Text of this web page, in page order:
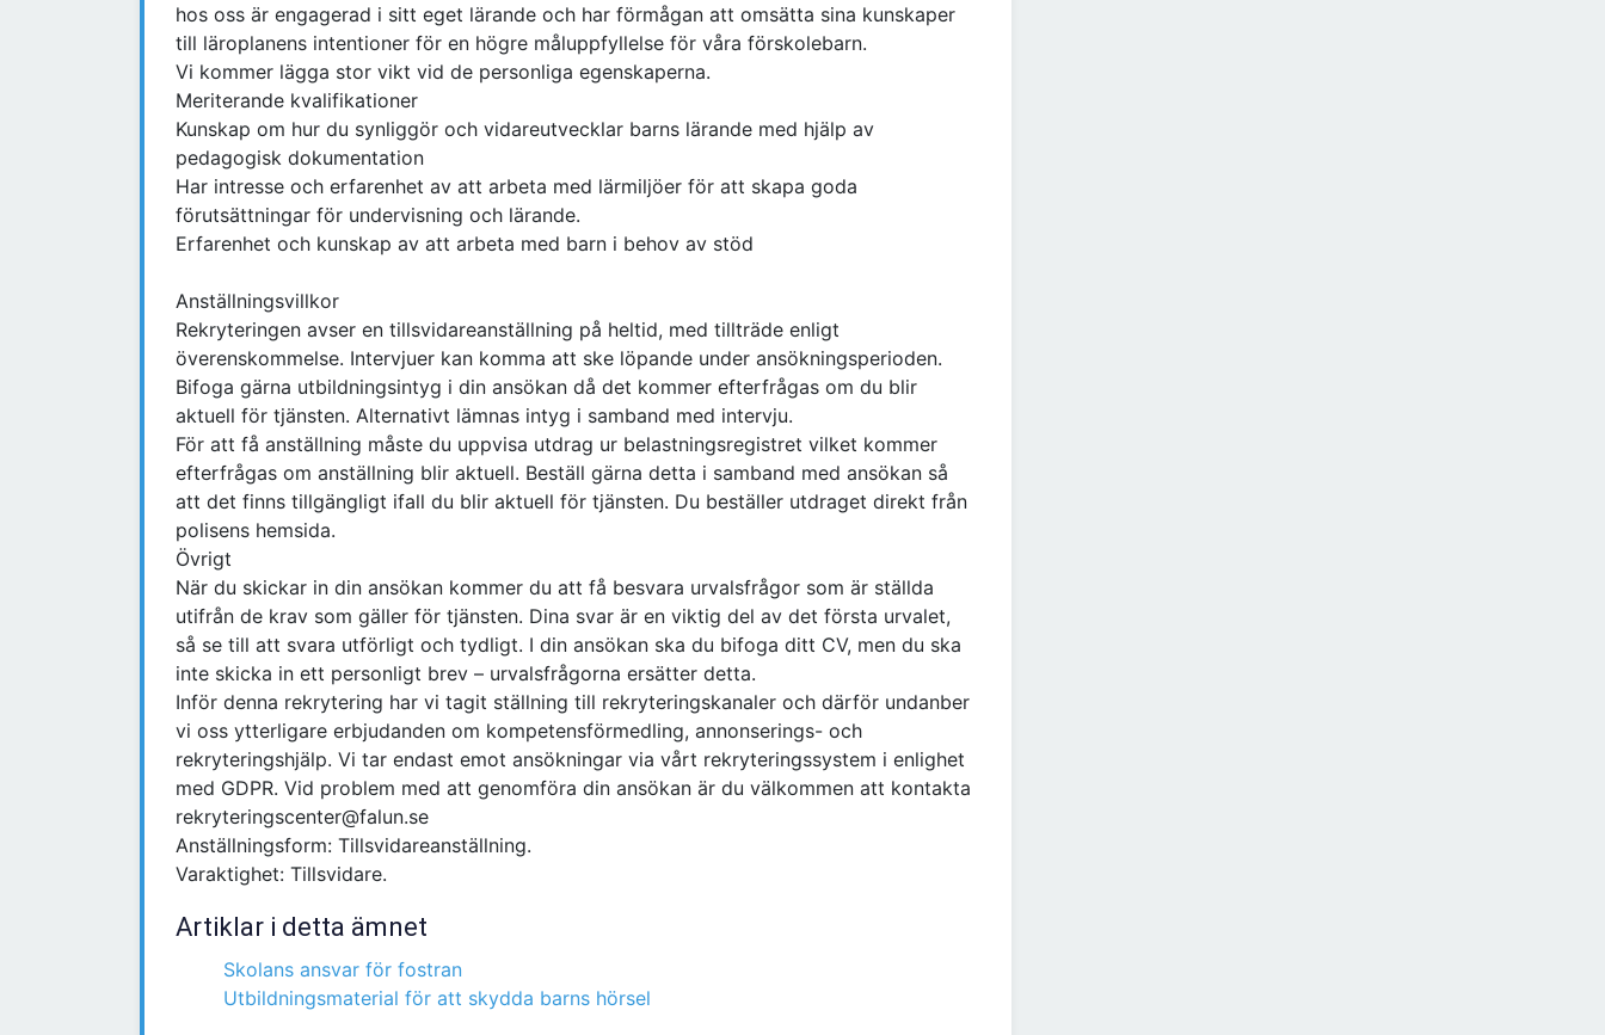
hos oss är engagerad i sitt eget lärande och har förmågan att omsätta sina kunskaper
till läroplanens intentioner för en högre måluppfyllelse för våra förskolebarn.
Vi kommer lägga stor vikt vid de personliga egenskaperna.
Meriterande kvalifikationer
Kunskap om hur du synliggör och vidareutvecklar barns lärande med hjälp av
pedagogisk dokumentation
Har intresse och erfarenhet av att arbeta med lärmiljöer för att skapa goda
förutsättningar för undervisning och lärande.
Erfarenhet och kunskap av att arbeta med barn i behov av stöd
Anställningsvillkor
Rekryteringen avser en tillsvidareanställning på heltid, med tillträde enligt
överenskommelse. Intervjuer kan komma att ske löpande under ansökningsperioden.
Bifoga gärna utbildningsintyg i din ansökan då det kommer efterfrågas om du blir
aktuell för tjänsten. Alternativt lämnas intyg i samband med intervju.
För att få anställning måste du uppvisa utdrag ur belastningsregistret vilket kommer
efterfrågas om anställning blir aktuell. Beställ gärna detta i samband med ansökan så
att det finns tillgängligt ifall du blir aktuell för tjänsten. Du beställer utdraget direkt från
polisens hemsida.
Övrigt
När du skickar in din ansökan kommer du att få besvara urvalsfrågor som är ställda
utifrån de krav som gäller för tjänsten. Dina svar är en viktig del av det första urvalet,
så se till att svara utförligt och tydligt. I din ansökan ska du bifoga ditt CV, men du ska
inte skicka in ett personligt brev – urvalsfrågorna ersätter detta.
Inför denna rekrytering har vi tagit ställning till rekryteringskanaler och därför undanber
vi oss ytterligare erbjudanden om kompetensförmedling, annonserings- och
rekryteringshjälp. Vi tar endast emot ansökningar via vårt rekryteringssystem i enlighet
med GDPR. Vid problem med att genomföra din ansökan är du välkommen att kontakta
rekryteringscenter@falun.se
Anställningsform: Tillsvidareanställning.
Varaktighet: Tillsvidare.
Artiklar i detta ämnet
Skolans ansvar för fostran
Utbildningsmaterial för att skydda barns hörsel